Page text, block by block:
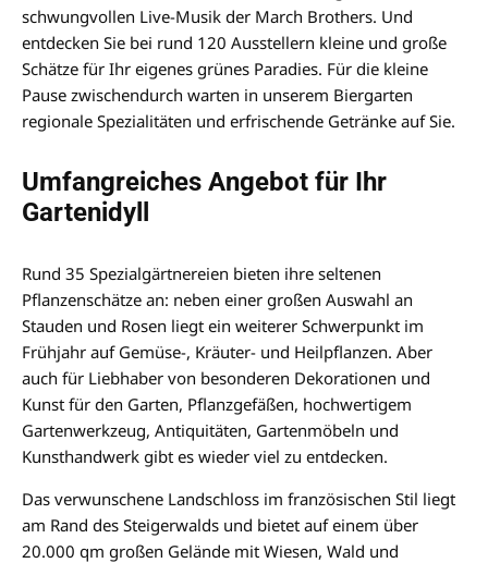
schwungvollen Live-Musik der March Brothers. Und
entdecken Sie bei rund 120 Ausstellern kleine und große
Schätze für Ihr eigenes grünes Paradies. Für die kleine
Pause zwischendurch warten in unserem Biergarten
regionale Spezialitäten und erfrischende Getränke auf Sie.
Umfangreiches Angebot für Ihr
Gartenidyll
Rund 35 Spezialgärtnereien bieten ihre seltenen
Pflanzenschätze an: neben einer großen Auswahl an
Stauden und Rosen liegt ein weiterer Schwerpunkt im
Frühjahr auf Gemüse-, Kräuter- und Heilpflanzen. Aber
auch für Liebhaber von besonderen Dekorationen und
Kunst für den Garten, Pflanzgefäßen, hochwertigem
Gartenwerkzeug, Antiquitäten, Gartenmöbeln und
Kunsthandwerk gibt es wieder viel zu entdecken.
Das verwunschene Landschloss im französischen Stil liegt
am Rand des Steigerwalds und bietet auf einem über
20.000 qm großen Gelände mit Wiesen, Wald und